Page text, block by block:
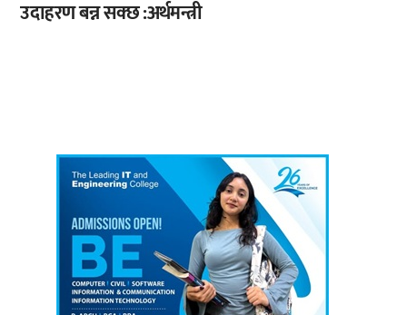
उदाहरण बन्न सक्छ :अर्थमन्त्री